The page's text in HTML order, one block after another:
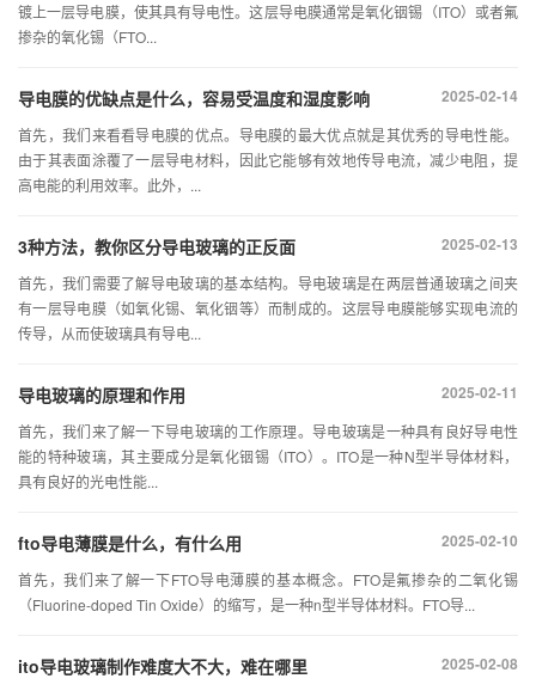
镀上一层导电膜，使其具有导电性。这层导电膜通常是氧化铟锡（ITO）或者氟
掺杂的氧化锡（FTO...
2025-02-14
导电膜的优缺点是什么，容易受温度和湿度影响
首先，我们来看看导电膜的优点。导电膜的最大优点就是其优秀的导电性能。
由于其表面涂覆了一层导电材料，因此它能够有效地传导电流，减少电阻，提
高电能的利用效率。此外，...
2025-02-13
3种方法，教你区分导电玻璃的正反面
首先，我们需要了解导电玻璃的基本结构。导电玻璃是在两层普通玻璃之间夹
有一层导电膜（如氧化锡、氧化铟等）而制成的。这层导电膜能够实现电流的
传导，从而使玻璃具有导电...
2025-02-11
导电玻璃的原理和作用
首先，我们来了解一下导电玻璃的工作原理。导电玻璃是一种具有良好导电性
能的特种玻璃，其主要成分是氧化铟锡（ITO）。ITO是一种N型半导体材料，
具有良好的光电性能...
2025-02-10
fto导电薄膜是什么，有什么用
首先，我们来了解一下FTO导电薄膜的基本概念。FTO是氟掺杂的二氧化锡
（Fluorine-doped Tin Oxide）的缩写，是一种n型半导体材料。FTO导...
2025-02-08
ito导电玻璃制作难度大不大，难在哪里